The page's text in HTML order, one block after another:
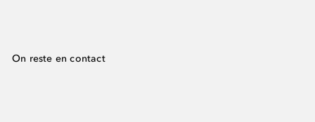
On reste en contact